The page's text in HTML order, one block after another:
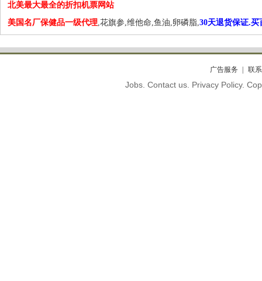
北美最大最全的折扣机票网站
美国名厂保健品一级代理,花旗参,维他命,鱼油,卵磷脂,30天退货保证.买
广告服务 联
Jobs. Contact us. Privacy Policy.